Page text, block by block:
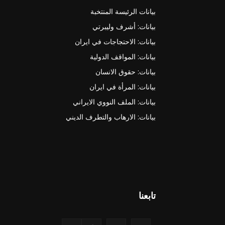
بيانات الرئيسة المنتخبة
بيانات: أشرف وليبرتي
بيانات: الاحتجاجات في ايران
بيانات: المواقف الدولية
بيانات: حقوق الانسان
بيانات: المرأة في ايران
بيانات: الملف النووي الايراني
بيانات: الارهاب والتطرف الديني
تابعنا